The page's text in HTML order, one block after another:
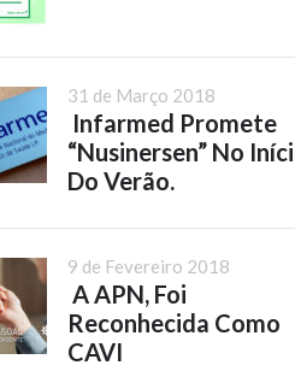
31 de Março 2018
Infarmed Promete
“Nusinersen” No
Do Verão.
9 de Fevereiro 2018
A APN, Foi
Reconhecida Como
CAVI